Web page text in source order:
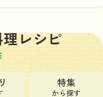
レシピ
特集
から探す